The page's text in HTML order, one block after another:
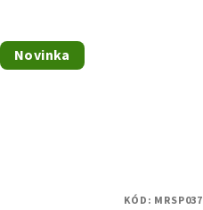
Novinka
KÓD: MRSP037